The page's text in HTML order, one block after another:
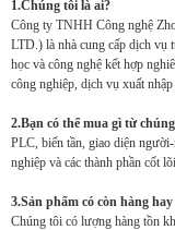
1.Chúng tôi là ai?
Công ty TNHH Công nghệ
LTD.) là nhà cung cấp dịch vụ
học và công nghệ kết hợp
công nghiệp, dịch vụ xuất
2.Bạn có thể mua gì từ
PLC, biến tần, giao diện
nghiệp và các thành phần cốt lõi
3.Sản phẩm có còn hàng
Chúng tôi có lượng hàng tồn